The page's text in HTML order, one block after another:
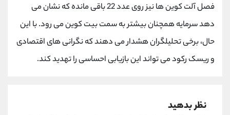
فصل آلت کوین ها نیز روی عدد 22 باقی مانده که نشان می
دهد سرمایه همچنان بیشتر به سمت بیت کوین می رود. با این
حال، برخی تحلیلگران هشدار می دهند که نگرانی های اقتصادی
و ریسک رکود می تواند این بازیابی احساسی را تهدید کند.
نظر بدهید